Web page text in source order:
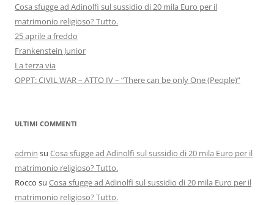
Cosa sfugge ad Adinolfi sul sussidio di 20 mila Euro per il
matrimonio religioso? Tutto.
25 aprile a freddo
Frankenstein Junior
La terza via
OPPT: CIVIL WAR – ATTO IV – “There can be only One (People)”
ULTIMI COMMENTI
admin su Cosa sfugge ad Adinolfi sul sussidio di 20 mila Euro per il
matrimonio religioso? Tutto.
Rocco su Cosa sfugge ad Adinolfi sul sussidio di 20 mila Euro per il
matrimonio religioso? Tutto.